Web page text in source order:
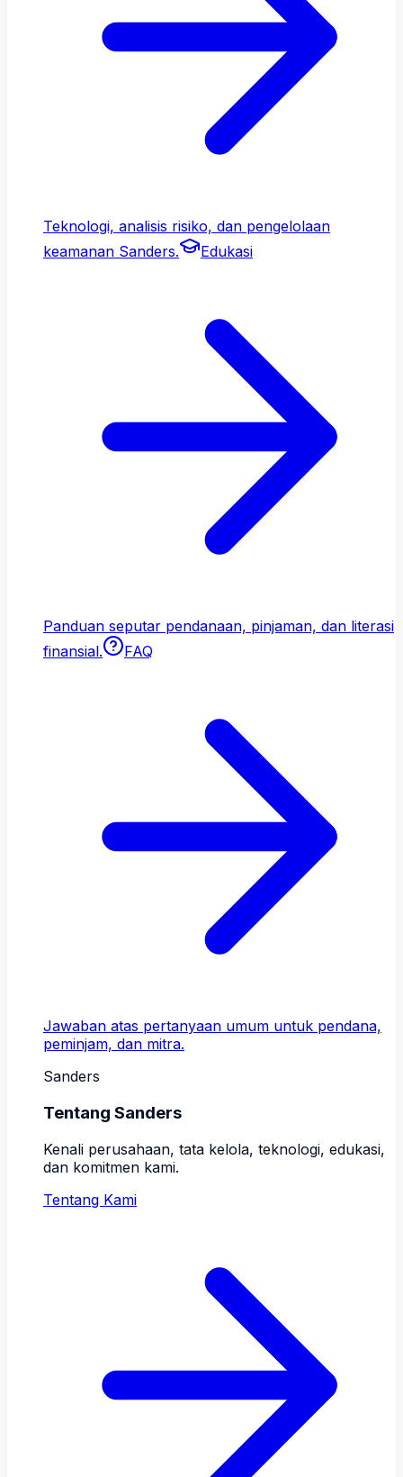
Teknologi, analisis risiko, dan pengelolaan
keamanan Sanders.
Edukasi
Panduan seputar pendanaan, pinjaman, dan literasi
finansial.
FAQ
Jawaban atas pertanyaan umum untuk pendana,
peminjam, dan mitra.
Sanders
Tentang Sanders
Kenali perusahaan, tata kelola, teknologi, edukasi,
dan komitmen kami.
Tentang Kami